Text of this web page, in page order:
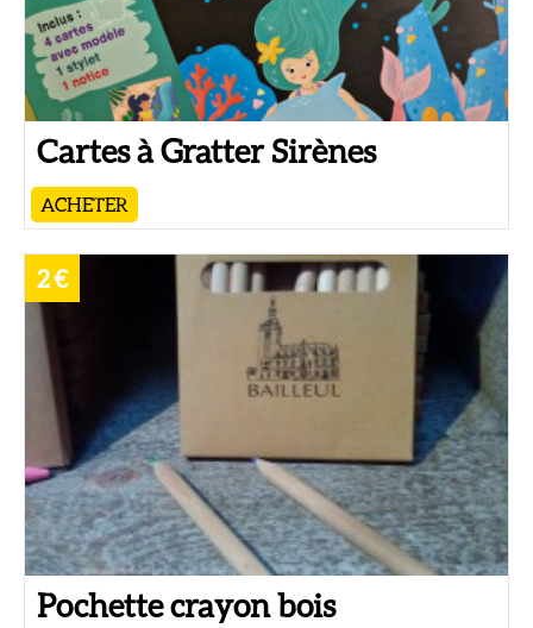
Cartes à Gratter Sirènes
ACHETER
Pochette crayon bois
2 €